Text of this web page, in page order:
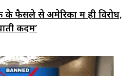
के फैसले से अमेरिका में ही विरोध,
कदम’